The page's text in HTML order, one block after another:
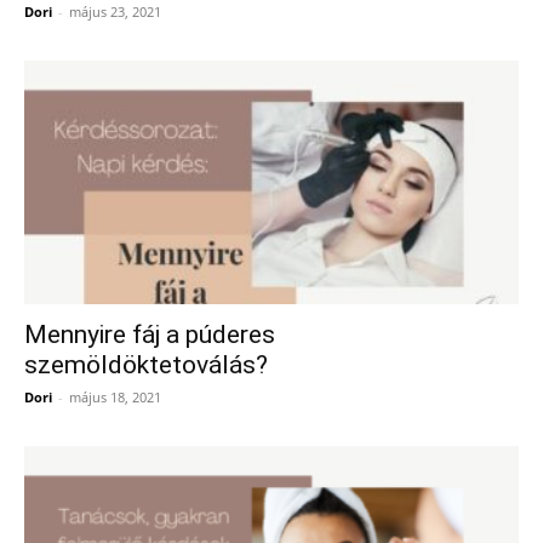
Dori - május 23, 2021
Mennyire fáj a púderes
szemöldöktetoválás?
Dori - május 18, 2021